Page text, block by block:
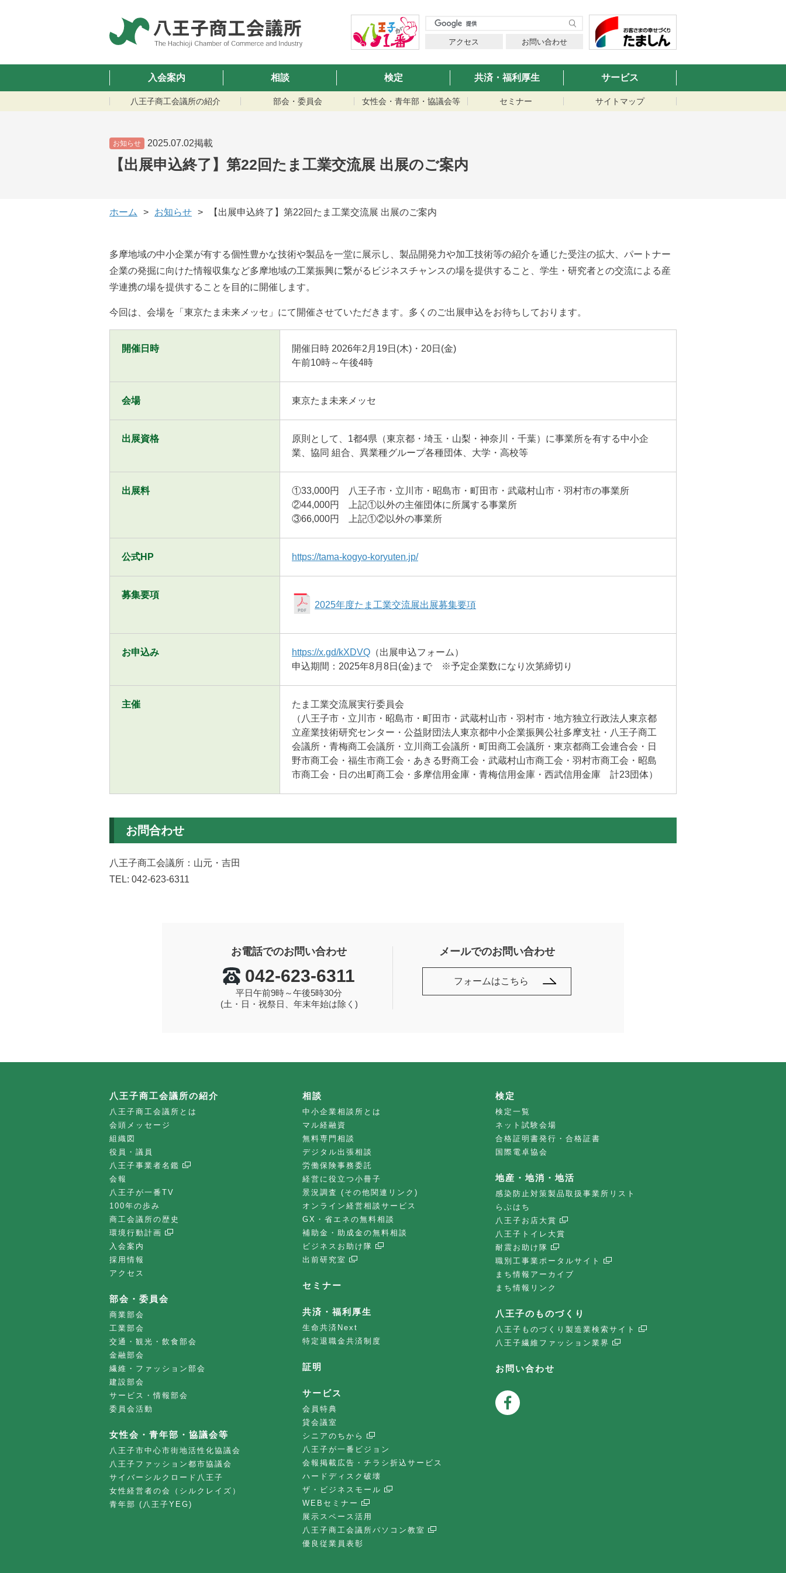
アクセス お問い合わせ
入会案内 相談 検定 共済・福利厚生 サービス
八王子商工会議所の紹介 部会・委員会 女性会・青年部・協議会等 セミナー サイトマップ
お知らせ 2025.07.02掲載
【出展申込終了】第22回たま工業交流展 出展のご案内
ホーム お知らせ 【出展申込終了】第22回たま工業交流展 出展のご案内
多摩地域の中小企業が有する個性豊かな技術や製品を一堂に展示し、製品開発力や加工技術等の紹介を通じた受注の拡大、パートナー
企業の発掘に向けた情報収集など多摩地域の工業振興に繋がるビジネスチャンスの場を提供すること、学生・研究者との交流による産
学連携の場を提供することを目的に開催します。
今回は、会場を「東京たま未来メッセ」にて開催させていただきます。多くのご出展申込をお待ちしております。
開催日時
開催日時 2026年2月19日(木)・20日(金)
午前10時～午後4時
会場 東京たま未来メッセ
出展資格
原則として、1都4県（東京都・埼玉・山梨・神奈川・千葉）に事業所を有する中小企
業、協同 組合、異業種グループ各種団体、大学・高校等
出展料
①33,000円 八王子市・立川市・昭島市・町田市・武蔵村山市・羽村市の事業所
②44,000円 上記①以外の主催団体に所属する事業所
③66,000円 上記①②以外の事業所
公式HP https://tama-kogyo-koryuten.jp/
募集要項
2025年度たま工業交流展出展募集要項
お申込み https://x.gd/kXDVQ （出展申込フォーム）
申込期間：2025年8月8日(金)まで ※予定企業数になり次第締切り
主催
たま工業交流展実行委員会
（八王子市・立川市・昭島市・町田市・武蔵村山市・羽村市・地方独立行政法人東京都
立産業技術研究センター・公益財団法人東京都中小企業振興公社多摩支社・八王子商工
会議所・青梅商工会議所・立川商工会議所・町田商工会議所・東京都商工会連合会・日
野市商工会・福生市商工会・あきる野商工会・武蔵村山市商工会・羽村市商工会・昭島
市商工会・日の出町商工会・多摩信用金庫・青梅信用金庫・西武信用金庫 計23団体）
お問合わせ
八王子商工会議所：山元・吉田
TEL: 042-623-6311
お電話でのお問い合わせ
042-623-6311
平日午前9時～午後5時30分
(土・日・祝祭日、年末年始は除く)
メールでのお問い合わせ
フォームはこちら
八王子商工会議所の紹介
八王子商工会議所とは
会頭メッセージ
組織図
役員・議員
八王子事業者名鑑
会報
八王子が一番TV
100年の歩み
商工会議所の歴史
環境行動計画
入会案内
採用情報
アクセス
部会・委員会
商業部会
工業部会
交通・観光・飲食部会
金融部会
繊維・ファッション部会
建設部会
サービス・情報部会
委員会活動
女性会・青年部・協議会等
八王子市中心市街地活性化協議会
八王子ファッション都市協議会
サイバーシルクロード八王子
女性経営者の会（シルクレイズ）
青年部 (八王子YEG)
相談
中小企業相談所とは
マル経融資
無料専門相談
デジタル出張相談
労働保険事務委託
経営に役立つ小冊子
景況調査 (その他関連リンク)
オンライン経営相談サービス
GX・省エネの無料相談
補助金・助成金の無料相談
ビジネスお助け隊
出前研究室
セミナー
共済・福利厚生
生命共済Next
特定退職金共済制度
証明
サービス
会員特典
貸会議室
シニアのちから
八王子が一番ビジョン
会報掲載広告・チラシ折込サービス
ハードディスク破壊
ザ・ビジネスモール
WEBセミナー
展示スペース活用
八王子商工会議所パソコン教室
優良従業員表彰
検定
検定一覧
ネット試験会場
合格証明書発行・合格証書
国際電卓協会
地産・地消・地活
感染防止対策製品取扱事業所リスト
らぶはち
八王子お店大賞
八王子トイレ大賞
耐震お助け隊
職別工事業ポータルサイト
まち情報アーカイブ
まち情報リンク
八王子のものづくり
八王子ものづくり製造業検索サイト
八王子繊維ファッション業界
お問い合わせ